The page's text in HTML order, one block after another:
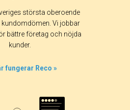
största oberoende
Vi jobbar
bättre företag och nöjda
kunder.
fungerar Reco »